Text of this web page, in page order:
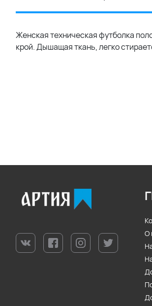
Женская техническая футболка
крой. Дышащая ткань, легко
О